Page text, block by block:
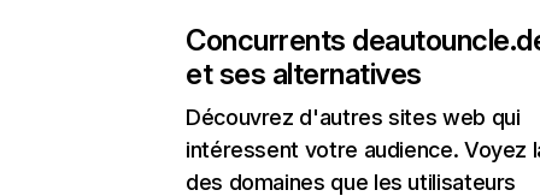
Concurrents de
et ses alternatives
Découvrez d'autres sites web qui
intéressent votre audience. Voyez
des domaines que les utilisateurs